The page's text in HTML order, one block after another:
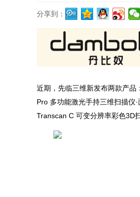
分享到：
近期，先临三维新发布两款产品
Pro 多功能激光手持三维扫描仪
Transcan C 可变分辨率彩色3D